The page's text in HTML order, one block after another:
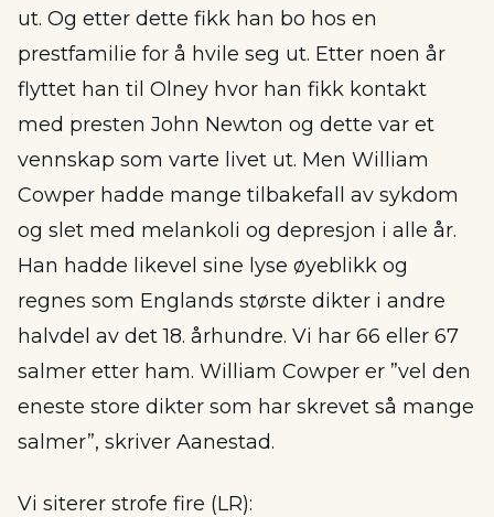
ut. Og etter dette fikk han bo hos en
prestfamilie for å hvile seg ut. Etter noen år
flyttet han til Olney hvor han fikk kontakt
med presten John Newton og dette var et
vennskap som varte livet ut. Men William
Cowper hadde mange tilbakefall av sykdom
og slet med melankoli og depresjon i alle år.
Han hadde likevel sine lyse øyeblikk og
regnes som Englands største dikter i andre
halvdel av det 18. århundre. Vi har 66 eller 67
salmer etter ham. William Cowper er ”vel den
eneste store dikter som har skrevet så mange
salmer”, skriver Aanestad.
Vi siterer strofe fire (LR):